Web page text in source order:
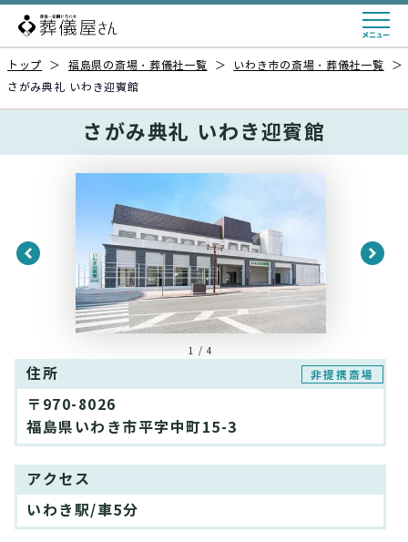
トップ ＞ 福島県の斎場・葬儀社一覧 ＞ いわき市の斎場・葬儀社一覧
＞
さがみ典礼 いわき迎賓館
さがみ典礼 いわき迎賓館
1 / 4
住所 非提携斎場
〒970-8026
福島県いわき市平字中町15-3
アクセス
いわき駅/車5分